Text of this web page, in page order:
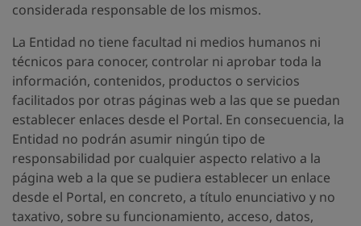
considerada responsable de los mismos.
La Entidad no tiene facultad ni medios humanos ni
técnicos para conocer, controlar ni aprobar toda la
información, contenidos, productos o servicios
facilitados por otras páginas web a las que se puedan
establecer enlaces desde el Portal. En consecuencia, la
Entidad no podrán asumir ningún tipo de
responsabilidad por cualquier aspecto relativo a la
página web a la que se pudiera establecer un enlace
desde el Portal, en concreto, a título enunciativo y no
taxativo, sobre su funcionamiento, acceso, datos,